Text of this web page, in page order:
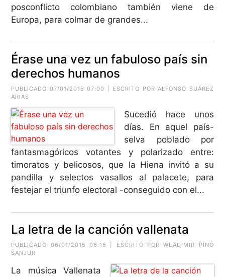
posconflicto colombiano también viene de
Europa, para colmar de grandes...
Érase una vez un fabuloso país sin
derechos humanos
PUBLICADO 07/01/2015 07:00 | ESCRITO POR ALFONSO SUÁREZ
ARIAS
Sucedió hace unos
días. En aquel país-
selva poblado por
fantasmagóricos votantes y polarizado entre:
timoratos y belicosos, que la Hiena invitó a su
pandilla y selectos vasallos al palacete, para
festejar el triunfo electoral -conseguido con el...
La letra de la canción vallenata
PUBLICADO 06/01/2015 06:15 | ESCRITO POR WLADIMIR PINO
SANJUR
La música Vallenata